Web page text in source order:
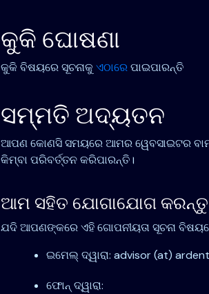
କୁକି ଘୋଷଣା
କୁକି ବିଷୟରେ ସୂଚନାକୁଏଠାରେପାଇପାରନ୍ତି
ସମ୍ମତି ଅଦ୍ୟତନ
ଆପଣ କୋଣସି ସମୟରେ ଆମର ୱେବସାଇଟର
କିମ୍ବା ପରିବର୍ତ୍ତନ କରିପାରନ୍ତି।
ଆମ ସହିତ ଯୋଗାଯୋଗ କରନ୍ତୁ
ଯଦି ଆପଣଙ୍କରେ ଏହି ଗୋପନୀୟତା ସୂଚନା
ଇମେଲ୍ ଦ୍ୱାରା: advisor (at)
ଫୋନ୍ ଦ୍ୱାରା: